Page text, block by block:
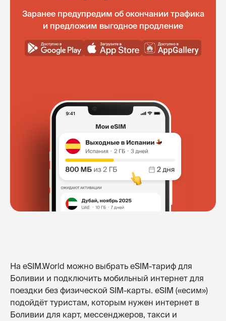
Заранее предупредим об окончании трафика
и предложим выгодное продление
На eSIM.World можно выбрать eSIM-тариф для
Боливии и подключить мобильный интернет для
поездки без физической SIM-карты. eSIM («есим»)
подойдёт туристам, которым нужен интернет в
Боливии для карт, мессенджеров, такси и